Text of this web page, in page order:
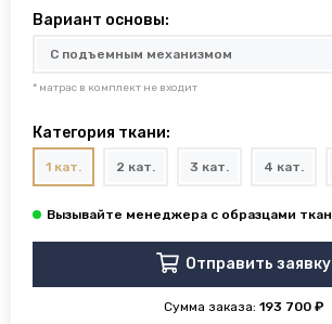
Вариант основы:
* матрас в комплект не входит
Категория ткани:
1 кат. 2 кат. 3 кат. 4 кат.
Отправить заявку
Сумма заказа: 193 700 ₽